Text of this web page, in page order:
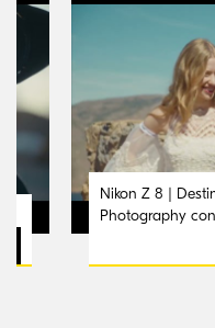
Nikon Z 8 |
Photography